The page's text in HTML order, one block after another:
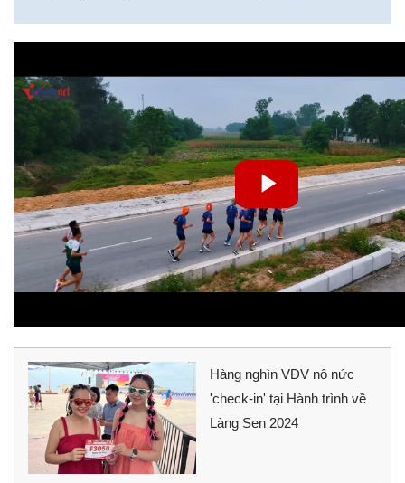
Hàng nghìn VĐV nô nức
'check-in' tại Hành trình về
Làng Sen 2024